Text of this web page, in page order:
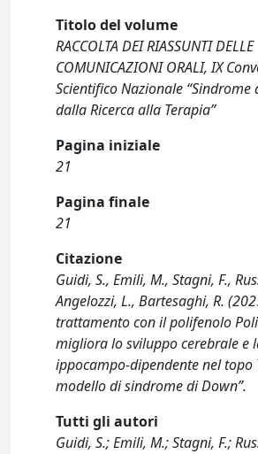
Titolo del volume
RACCOLTA DEI RIASSUNTI DELLE
COMUNICAZIONI ORALI, IX
Scientifico Nazionale “Sindrome
dalla Ricerca alla Terapia”
Pagina iniziale
21
Pagina finale
21
Citazione
Guidi, S., Emili, M., Stagni, F.,
Angelozzi, L., Bartesaghi, R.
trattamento con il polifenolo
migliora lo sviluppo cerebrale e
ippocampo-dipendente nel topo
modello di sindrome di Down”.
Tutti gli autori
Guidi, S.; Emili, M.; Stagni, F.;